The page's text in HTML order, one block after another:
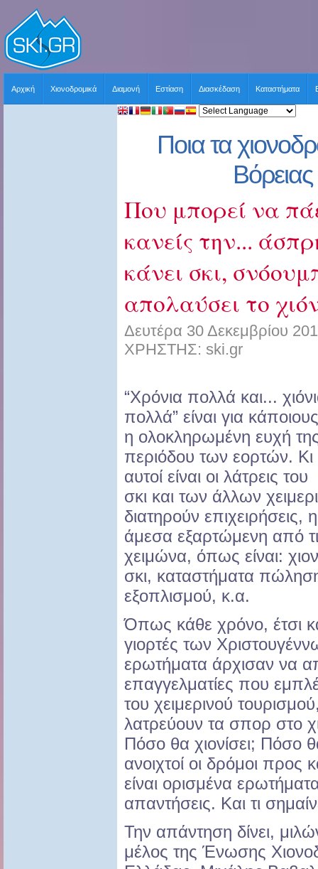
Αρχική Χιονοδρομικά Διαμονή Εστίαση Διασκέδαση Καταστήματα
Ποια τα
Που μπορεί να
κανείς την...
κάνει σκι,
απολαύσει το
Δευτέρα 30 Δεκεμβρίου
ΧΡΗΣΤΗΣ: ski.gr
“Χρόνια πολλά και...
πολλά” είναι για κάποιους
η ολοκληρωμένη ευχή
περιόδου των εορτών. Κι
αυτοί είναι οι λάτρεις του
σκι και των άλλων
διατηρούν επιχειρήσεις,
άμεσα εξαρτώμενη από
χειμώνα, όπως είναι:
σκι, καταστήματα
εξοπλισμού, κ.α.
Όπως κάθε χρόνο, έτσι
γιορτές των
ερωτήματα άρχισαν να
επαγγελματίες που
του χειμερινού
λατρεύουν τα σπορ στο
Πόσο θα χιονίσει; Πόσο
ανοιχτοί οι δρόμοι προς
είναι ορισμένα
απαντήσεις. Και τι
Την απάντηση δίνει,
μέλος της Ένωσης